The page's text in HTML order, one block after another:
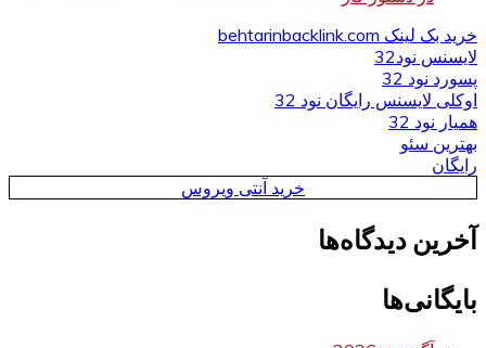
خرید بک لینک behtarinbacklink.com
لایسنس نود32
پسورد نود 32
اوکلی لایسنس رایگان نود 32
همیار نود 32
بهترین سئو
رایگان
خرید آنتی ویروس
آخرین دیدگاه‌ها
بایگانی‌ها